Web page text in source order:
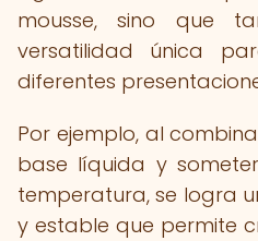
mousse, sino que
versatilidad única
diferentes
Por ejemplo, al
base líquida y
temperatura, se logra
y estable que permite